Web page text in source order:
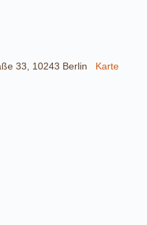
33, 10243 Berlin Karte